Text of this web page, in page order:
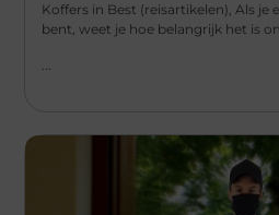
Koffers in Best (reisartikelen), Als je
bent, weet je hoe belangrijk het is